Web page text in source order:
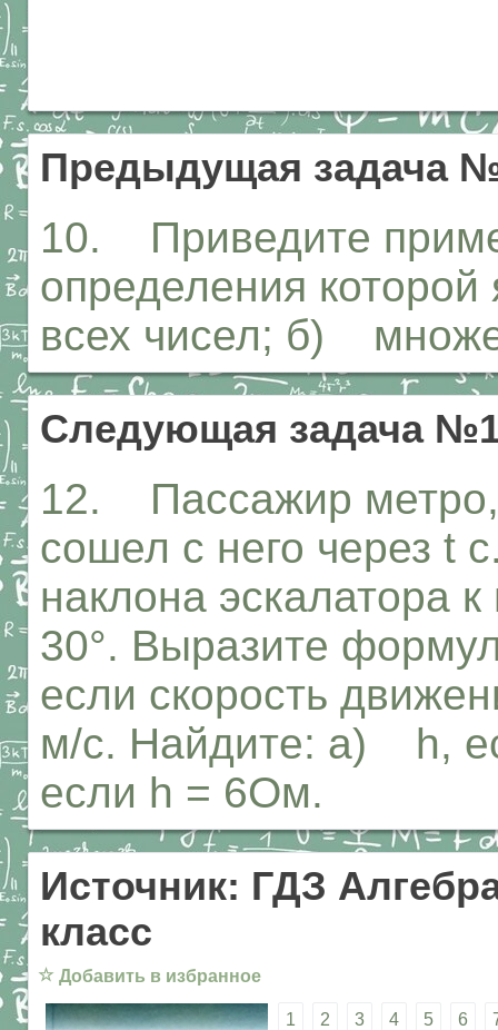
Предыдущая задача
10. Приведите
определения
всех чисел; б)
Следующая задача
12. Пассажир метро,
сошел с него через t
наклона эскалатора
30°. Выразите
если скорость
м/с. Найдите: а) h,
если h = 6Ом.
Источник: ГДЗ
класс
☆ Добавить в избранное
1 2 3 4 5 6